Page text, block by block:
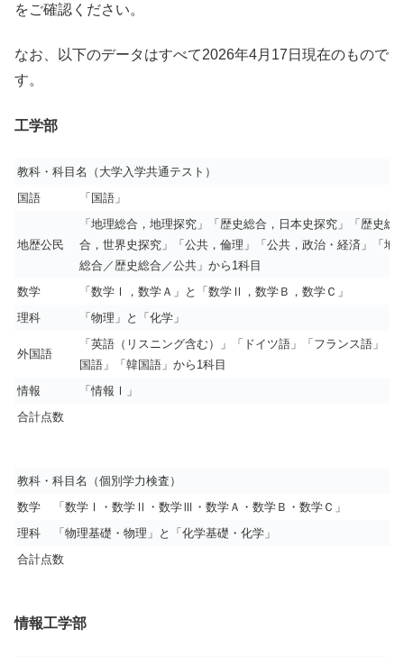
をご確認ください。
なお、以下のデータはすべて2026年4月17日現在のもので
す。
工学部
教科・科目名（大学入学共通テスト）
国語
「国語」
地歴公民
「地理総合，地理探究」「歴史総合，日本史探究」「歴史総
合，世界史探究」「公共，倫理」「公共，政治・経済」「地
総合／歴史総合／公共」から1科目
数学
「数学Ⅰ，数学Ａ」と「数学Ⅱ，数学Ｂ，数学Ｃ」
理科
「物理」と「化学」
外国語
「英語（リスニング含む）」「ドイツ語」「フランス語」「
国語」「韓国語」から1科目
情報
「情報Ⅰ」
合計点数
教科・科目名（個別学力検査）
数学
「数学Ⅰ・数学Ⅱ・数学Ⅲ・数学Ａ・数学Ｂ・数学Ｃ」
理科
「物理基礎・物理」と「化学基礎・化学」
合計点数
情報工学部